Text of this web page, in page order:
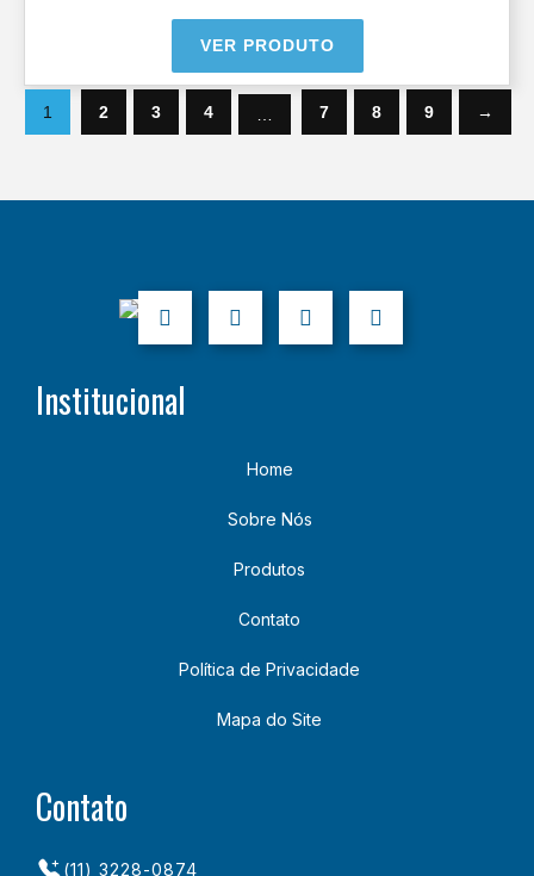
VER PRODUTO
1 2 3 4 7 8 9 →
Institucional
Home
Sobre Nós
Produtos
Contato
Política de Privacidade
Mapa do Site
Contato
(11) 3228-0874